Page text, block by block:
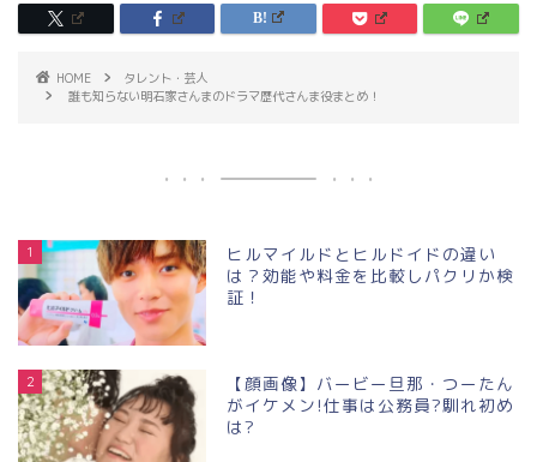
HOME
タレント・芸人
誰も知らない明石家さんまのドラマ歴代さんま役まとめ！
1
ヒルマイルドとヒルドイドの違い
は？効能や料金を比較しパクリか検
証！
2
【顔画像】バービー旦那・つーたん
がイケメン!仕事は公務員?馴れ初め
は?